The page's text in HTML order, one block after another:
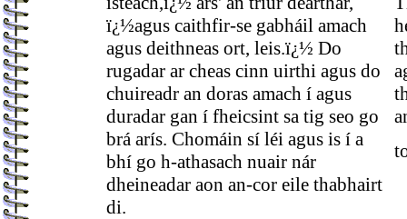
ï¿½agus caithfir-se gabháil amach
agus deithneas ort, leis.ï¿½ Do
rugadar ar cheas cinn uirthi agus do
chuireadr an doras amach í agus
duradar gan í fheicsint sa tig seo go
brá arís. Chomáin sí léi agus is í a
bhí go h-athasach nuair nár
dheineadar aon an-cor eile thabhairt
di.